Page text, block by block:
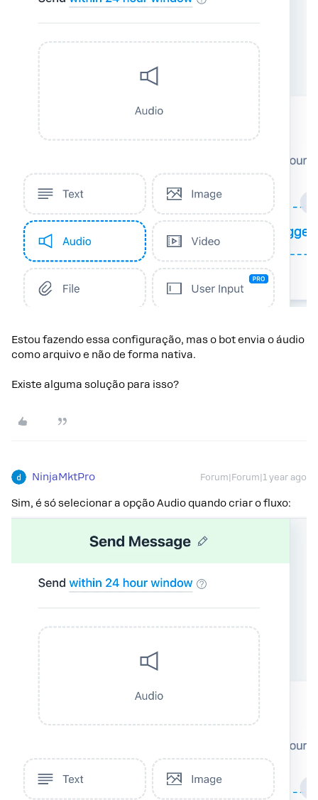
Estou fazendo essa configuração, mas o bot envia o áudio
como arquivo e não de forma nativa.
Existe alguma solução para isso?
NinjaMktPro Forum|Forum|1 year ago
Sim, é só selecionar a opção Audio quando criar o fluxo: